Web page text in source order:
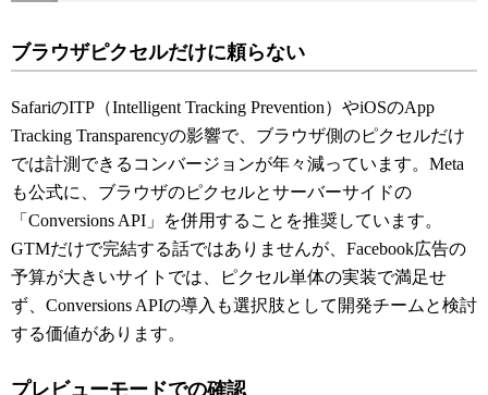
ブラウザピクセルだけに頼らない
SafariのITP（Intelligent Tracking Prevention）やiOSのApp
Tracking Transparencyの影響で、ブラウザ側のピクセルだけ
では計測できるコンバージョンが年々減っています。Meta
も公式に、ブラウザのピクセルとサーバーサイドの
「Conversions API」を併用することを推奨しています。
GTMだけで完結する話ではありませんが、Facebook広告の
予算が大きいサイトでは、ピクセル単体の実装で満足せ
ず、Conversions APIの導入も選択肢として開発チームと検討
する価値があります。
プレビューモードでの確認